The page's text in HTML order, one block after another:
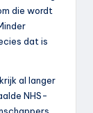
die wordt
dat is
al langer
NHS-